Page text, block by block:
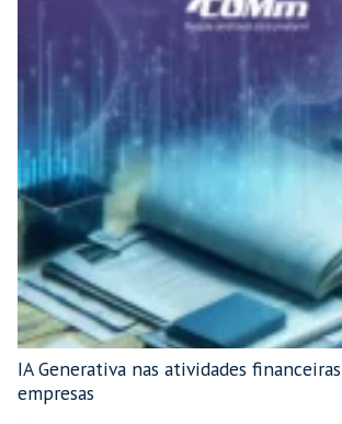
IA Generativa nas atividades
empresas